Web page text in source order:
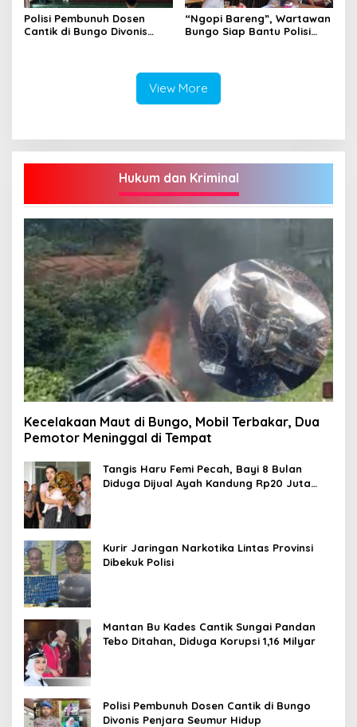
Polisi Pembunuh Dosen
Cantik di Bungo Divonis
“Ngopi Bareng”, Wartawan
Bungo Siap Bantu Polisi
View More
Hukum dan Kriminal
Kecelakaan Maut di Bungo, Mobil Terbakar, Dua
Pemotor Meninggal di Tempat
Tangis Haru Femi Pecah, Bayi 8 Bulan
Diduga Dijual Ayah Kandung Rp20 Juta
Kurir Jaringan Narkotika Lintas Provinsi
Dibekuk Polisi
Mantan Bu Kades Cantik Sungai Pandan
Tebo Ditahan, Diduga Korupsi 1,16 Milyar
Polisi Pembunuh Dosen Cantik di Bungo
Divonis Penjara Seumur Hidup